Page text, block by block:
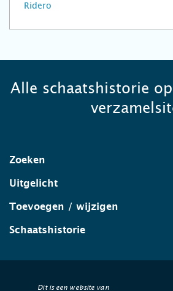
Ridero
Alle schaatshistorie
Zoeken
Uitgelicht
Toevoegen / wijzigen
Schaatshistorie
Dit is een website van